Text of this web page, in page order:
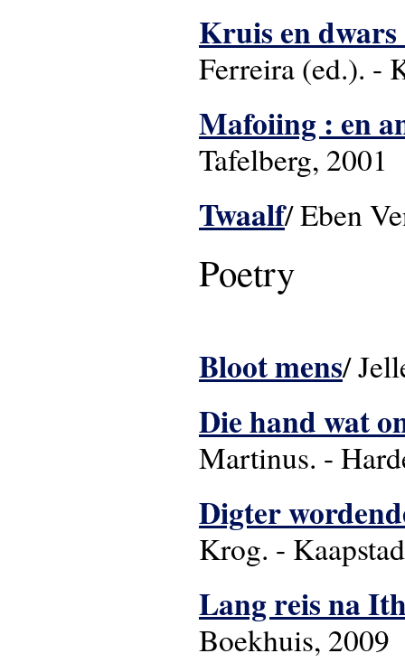
Kruis en
Ferreira (ed.). -
Mafoiing : en
Tafelberg, 2001
Twaalf/ Eben
Poetry
Bloot mens/
Die hand wat
Martinus. -
Digter
Krog. -
Lang reis na
Boekhuis, 2009